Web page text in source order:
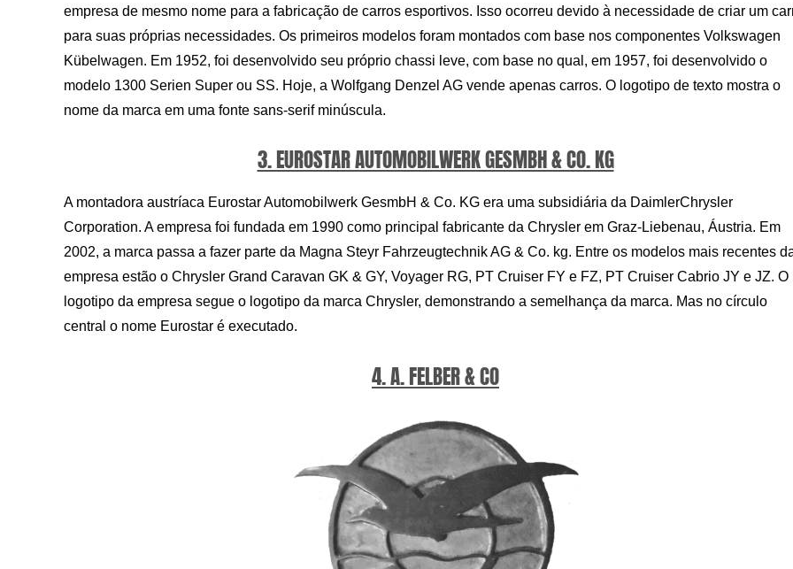
empresa de mesmo nome para a fabricação de carros esportivos. Isso ocorreu devido à necessidade de criar um
para suas próprias necessidades. Os primeiros modelos foram montados com base nos componentes Volkswagen
Kübelwagen. Em 1952, foi desenvolvido seu próprio chassi leve, com base no qual, em 1957, foi desenvolvido o
modelo 1300 Serien Super ou SS. Hoje, a Wolfgang Denzel AG vende apenas carros. O logotipo de texto mostra o
nome da marca em uma fonte sans-serif minúscula.
3. EUROSTAR AUTOMOBILWERK GESMBH & CO. KG
A montadora austríaca Eurostar Automobilwerk GesmbH & Co. KG era uma subsidiária da DaimlerChrysler
Corporation. A empresa foi fundada em 1990 como principal fabricante da Chrysler em Graz-Liebenau, Áustria. Em
2002, a marca passa a fazer parte da Magna Steyr Fahrzeugtechnik AG & Co. kg. Entre os modelos mais recentes
empresa estão o Chrysler Grand Caravan GK & GY, Voyager RG, PT Cruiser FY e FZ, PT Cruiser Cabrio JY e JZ. O
logotipo da empresa segue o logotipo da marca Chrysler, demonstrando a semelhança da marca. Mas no círculo
central o nome Eurostar é executado.
4. A. FELBER & CO